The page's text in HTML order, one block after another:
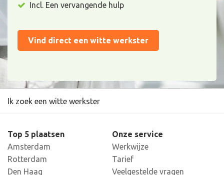
Incl. Een vervangende hulp
Vind direct een witte werkster
Ik zoek een witte werkster
Top 5 plaatsen
Amsterdam
Rotterdam
Den Haag
Onze service
Werkwijze
Tarief
Veelgestelde vragen